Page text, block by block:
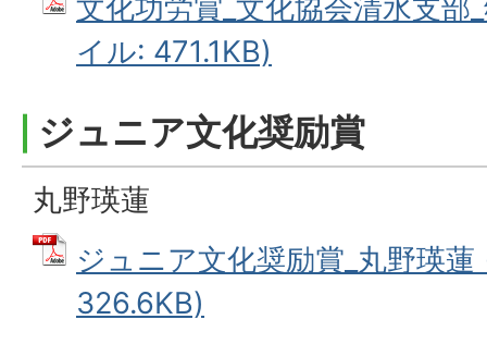
文化功労賞_文化協会清水支部
イル: 471.1KB)
ジュニア文化奨励賞
丸野瑛蓮
ジュニア文化奨励賞_丸野瑛
326.6KB)